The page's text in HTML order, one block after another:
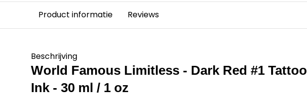
Product informatie Reviews
Beschrijving
World Famous Limitless - Dark Red #1 Tattoo
Ink - 30 ml / 1 oz